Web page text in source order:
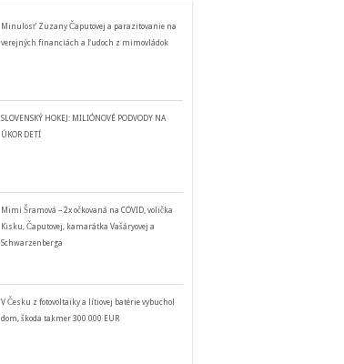
Minulosť Zuzany Čaputovej a parazitovanie na
verejných financiách a ľudoch z mimovládok
SLOVENSKÝ HOKEJ: MILIÓNOVÉ PODVODY NA
ÚKOR DETÍ
Mimi Šramová – 2x očkovaná na COVID, volička
Kisku, Čaputovej, kamarátka Vašáryovej a
Schwarzenberga
V Česku z fotovoltaiky a lítiovej batérie vybuchol
dom, škoda takmer 300 000 EUR